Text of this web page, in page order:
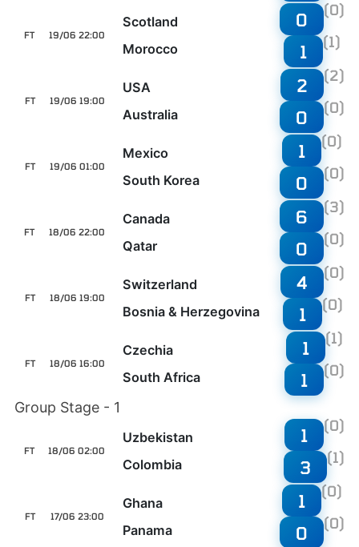
19/06 22:00
FT
Scotland
Morocco
0 (0)
1 (1)
19/06 19:00
FT
USA
Australia
2 (2)
0 (0)
19/06 01:00
FT
Mexico
South Korea
1 (0)
0 (0)
18/06 22:00
FT
Canada
Qatar
6 (3)
0 (0)
18/06 19:00
FT
Switzerland
Bosnia & Herzegovina
4 (0)
1 (0)
18/06 16:00
FT
Czechia
South Africa
1 (1)
1 (0)
Group Stage - 1
18/06 02:00
FT
Uzbekistan
Colombia
1 (0)
3 (1)
17/06 23:00
FT
Ghana
Panama
1 (0)
0 (0)